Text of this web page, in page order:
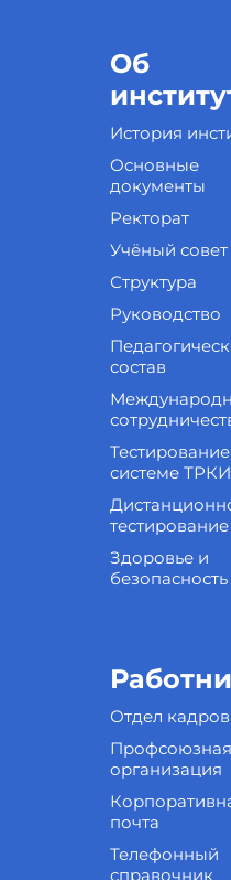
Об
История
Основные
документы
Ректорат
Учёный совет
Структура
Руководство
состав
системе ТРКИ
тестирование
Здоровье и
безопасность
Отдел кадров
Профсоюзная
организация
почта
Телефонный
справочник